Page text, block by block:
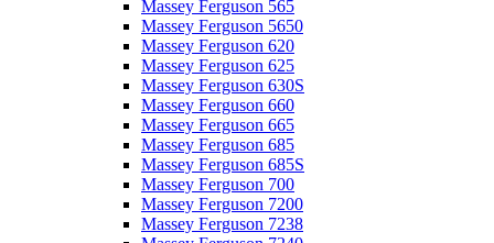
Massey Ferguson 565
Massey Ferguson 5650
Massey Ferguson 620
Massey Ferguson 625
Massey Ferguson 630S
Massey Ferguson 660
Massey Ferguson 665
Massey Ferguson 685
Massey Ferguson 685S
Massey Ferguson 700
Massey Ferguson 7200
Massey Ferguson 7238